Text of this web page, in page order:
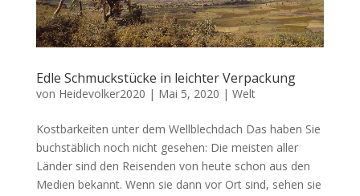
Edle Schmuckstücke in leichter Verpackung
von Heidevolker2020 | Mai 5, 2020 | Welt
Kostbarkeiten unter dem Wellblechdach Das haben Sie
buchstäblich noch nicht gesehen: Die meisten aller
Länder sind den Reisenden von heute schon aus den
Medien bekannt. Wenn sie dann vor Ort sind, sehen sie